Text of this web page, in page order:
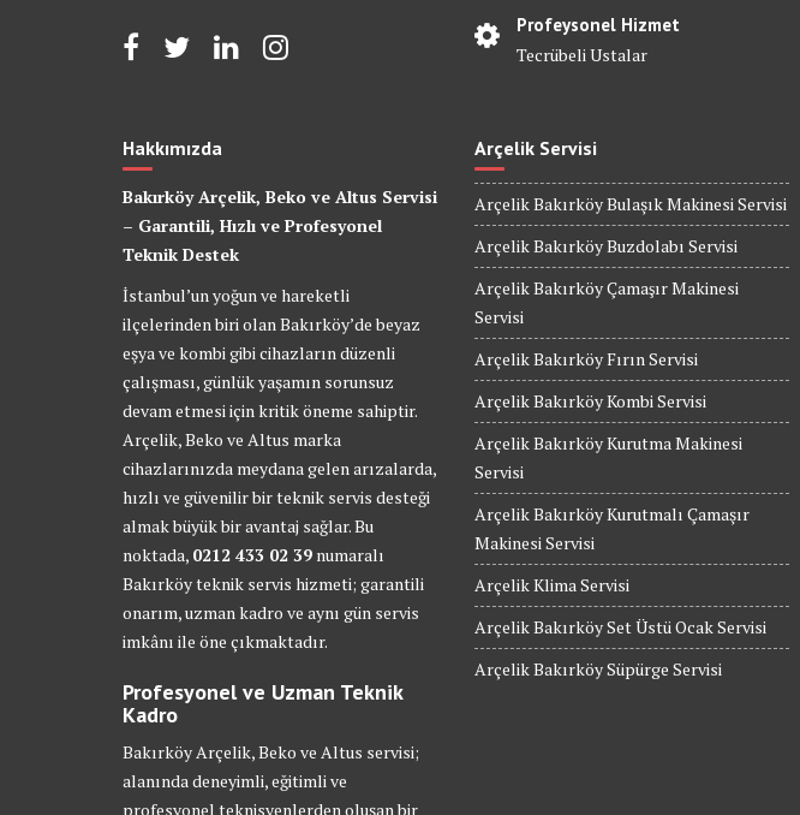
Profeysonel Hizmet
Tecrübeli Ustalar
Hakkımızda
Bakırköy Arçelik, Beko ve Altus Servisi
– Garantili, Hızlı ve Profesyonel
Teknik Destek
İstanbul’un yoğun ve hareketli
ilçelerinden biri olan Bakırköy’de beyaz
eşya ve kombi gibi cihazların düzenli
çalışması, günlük yaşamın sorunsuz
devam etmesi için kritik öneme sahiptir.
Arçelik, Beko ve Altus marka
cihazlarınızda meydana gelen arızalarda,
hızlı ve güvenilir bir teknik servis desteği
almak büyük bir avantaj sağlar. Bu
noktada, 0212 433 02 39 numaralı
Bakırköy teknik servis hizmeti; garantili
onarım, uzman kadro ve aynı gün servis
imkânı ile öne çıkmaktadır.
Profesyonel ve Uzman Teknik
Kadro
Bakırköy Arçelik, Beko ve Altus servisi;
alanında deneyimli, eğitimli ve
profesyonel teknisyenlerden oluşan bir
Arçelik Servisi
Arçelik Bakırköy Bulaşık Makinesi Servisi
Arçelik Bakırköy Buzdolabı Servisi
Arçelik Bakırköy Çamaşır Makinesi
Servisi
Arçelik Bakırköy Fırın Servisi
Arçelik Bakırköy Kombi Servisi
Arçelik Bakırköy Kurutma Makinesi
Servisi
Arçelik Bakırköy Kurutmalı Çamaşır
Makinesi Servisi
Arçelik Klima Servisi
Arçelik Bakırköy Set Üstü Ocak Servisi
Arçelik Bakırköy Süpürge Servisi